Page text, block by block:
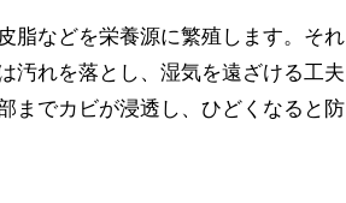
脂などを栄養源に繁殖します。それ
汚れを落とし、湿気を遠ざける工夫
までカビが浸透し、ひどくなると防